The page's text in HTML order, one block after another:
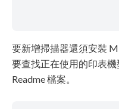
要新增掃描器還須安裝
要查找正在使用的印表
Readme 檔案。